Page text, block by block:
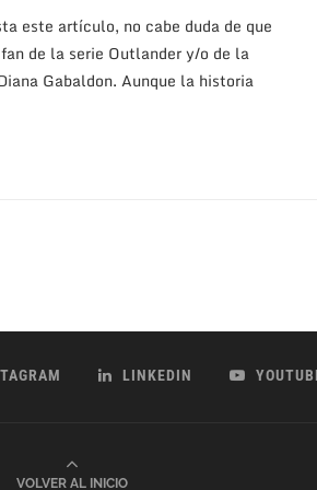
este artículo, no cabe duda de que
de la serie Outlander y/o de la
Gabaldon. Aunque la historia
LINKEDIN
VOLVER AL INICIO